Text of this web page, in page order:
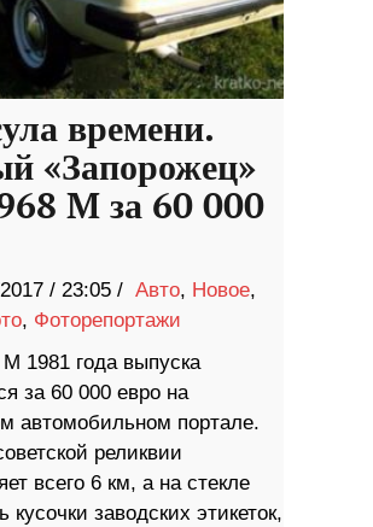
времени.
«Запорожец»
M за 60 000
/ 23:05 / Авто, Новое,
, Фоторепортажи
1981 года выпуска
за 60 000 евро на
автомобильном портале.
реликвии
всего 6 км, а на стекле
кусочки заводских этикеток,